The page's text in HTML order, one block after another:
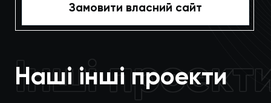
Замовити власний сайт
Наші інші проекти
Інші